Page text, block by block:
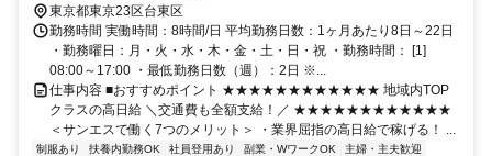
帰OK＊交通費全額支給＊上野支社（「御徒町駅」南口より徒歩4分程
度）※支社が複数ある為、自宅の最寄りなどお近くの支社での面接
OK！
東京都東京23区台東区
勤務時間 実働時間：8時間/日 平均勤務日数：1ヶ月あたり8日～22日
・勤務曜日：月・火・水・木・金・土・日・祝 ・勤務時間： [1]
08:00～17:00 ・最低勤務日数（週）：2日 ※...
仕事内容 ■おすすめポイント ★★★★★★★★★★★★ 地域内TOP
クラスの高日給 ＼交通費も全額支給！／ ★★★★★★★★★★★★
＜サンエスで働く7つのメリット＞ ・業界屈指の高日給で稼げる！ ...
制服あり 扶養内勤務OK 社員登用あり 副業・WワークOK
主婦・主夫歓迎